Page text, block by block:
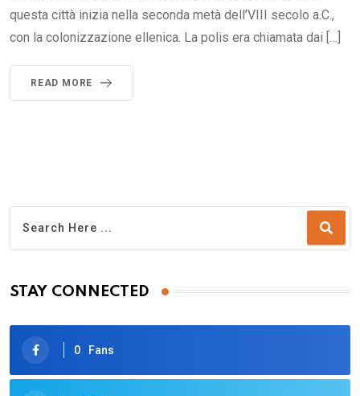
questa città inizia nella seconda metà dell’VIII secolo a.C.,
con la colonizzazione ellenica. La polis era chiamata dai […]
READ MORE
STAY CONNECTED
0 Fans